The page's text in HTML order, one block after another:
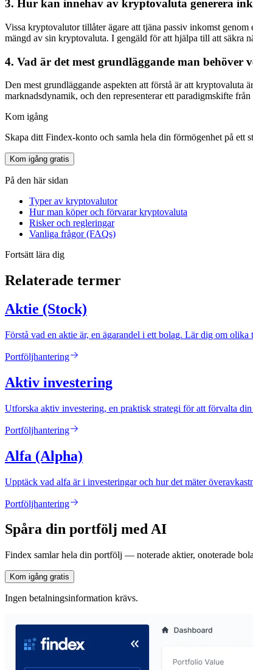
3. Hur kan innehav av kryptovaluta generera
Vissa kryptovalutor tillåter ägare att tjäna passiv inkomst
mängd av sin kryptovaluta. I gengäld för att hjälpa till att säkra
4. Vad är det mest grundläggande man behöver
Den mest grundläggande aspekten att förstå är att kryptovaluta
marknadsdynamik, och den representerar ett paradigmskifte
Kom igång
Skapa ditt Findex-konto och samla hela din förmögenhet på ett
Kom igång gratis
På den här sidan
Typer av kryptovalutor
Hur man köper och förvarar kryptovaluta
Risker och regleringar
Vanliga frågor (FAQs)
Fortsätt lära dig
Relaterade termer
Aktie (Stock)
Förstå vad en aktie är, en ägarandel i ett bolag. Lär dig om
Portföljhantering
Aktiv investering
Utforska aktiv investering, en praktisk strategi för att förvalta
Portföljhantering
Alfa (Alpha)
Upptäck vad alfa är i investeringar och hur det mäter
Portföljhantering
Spåra din portfölj med AI
Findex samlar hela din portfölj — noterade aktier, onoterade
Kom igång gratis
Ingen betalningsinformation krävs.